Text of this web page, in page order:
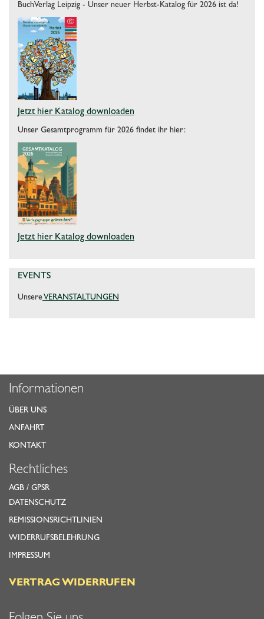
BuchVerlag Leipzig - Unser neuer Herbst-Katalog für 2026 ist da!
Jetzt hier Katalog downloaden
Unser Gesamtprogramm für 2026 findet ihr hier:
Jetzt hier Katalog downloaden
EVENTS
UnsereVERANSTALTUNGEN
Informationen
ÜBER UNS
ANFAHRT
KONTAKT
Rechtliches
AGB / GPSR
DATENSCHUTZ
REMISSIONSRICHTLINIEN
WIDERRUFSBELEHRUNG
IMPRESSUM
VERTRAG WIDERRUFEN